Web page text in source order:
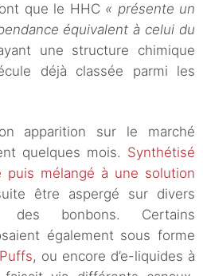
que le HHC « présente un
équivalent à celui du
une structure chimique
déjà classée parmi les
apparition sur le marché
quelques mois. Synthétisé
puis mélangé à une solution
être aspergé sur divers
bonbons. Certains
également sous forme
Puffs, ou encore d’e-liquides à